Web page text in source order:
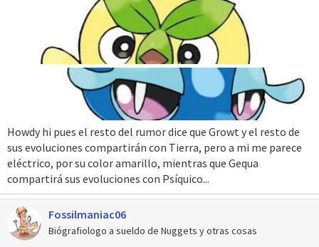
Howdy hi pues el resto del rumor dice que Growt y el resto de
sus evoluciones compartirán con Tierra, pero a mi me parece
eléctrico, por su color amarillo, mientras que Gequa
compartirá sus evoluciones con Psíquico...
Fossilmaniac06
Biógrafiologo a sueldo de Nuggets y otras cosas